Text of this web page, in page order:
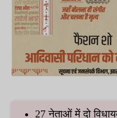
27 नेताओं में दो